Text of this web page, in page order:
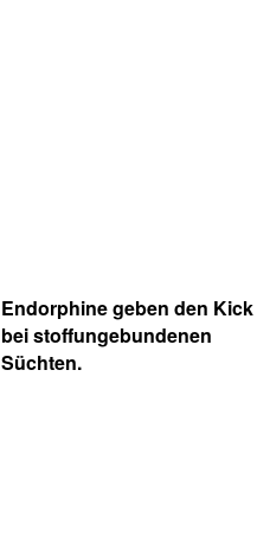
Endorphine geben den Kick
bei stoffungebundenen
Süchten.